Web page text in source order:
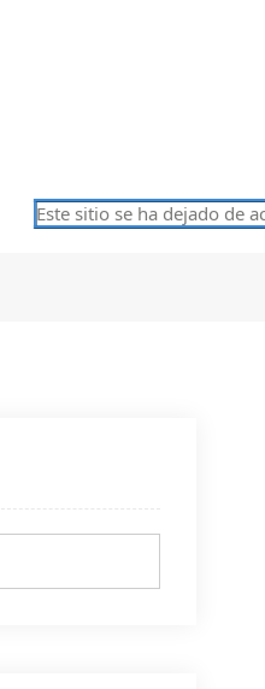
Este sitio se ha dejado de